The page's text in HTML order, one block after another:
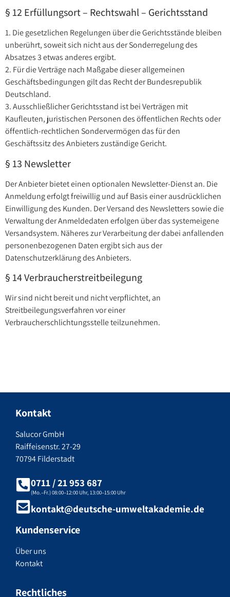
§ 12 Erfüllungsort – Rechtswahl – Gerichtsstand
1. Die gesetzlichen Regelungen über die Gerichtsstände bleiben
unberührt, soweit sich nicht aus der Sonderregelung des
Absatzes 3 etwas anderes ergibt.
2. Für die Verträge nach Maßgabe dieser allgemeinen
Geschäftsbedingungen gilt das Recht der Bundesrepublik
Deutschland.
3. Ausschließlicher Gerichtsstand ist bei Verträgen mit
Kaufleuten, juristischen Personen des öffentlichen Rechts oder
öffentlich-rechtlichen Sondervermögen das für den
Geschäftssitz des Anbieters zuständige Gericht.
§ 13 Newsletter
Der Anbieter bietet einen optionalen Newsletter-Dienst an. Die
Anmeldung erfolgt freiwillig und auf Basis einer ausdrücklichen
Einwilligung des Kunden. Der Versand des Newsletters sowie die
Verwaltung der Anmeldedaten erfolgen über das systemeigene
Versandsystem. Näheres zur Verarbeitung der dabei anfallenden
personenbezogenen Daten ergibt sich aus der
Datenschutzerklärung des Anbieters.
§ 14 Verbraucherstreitbeilegung
Wir sind nicht bereit und nicht verpflichtet, an
Streitbeilegungsverfahren vor einer
Verbraucherschlichtungsstelle teilzunehmen.
Kontakt
Salucor GmbH
Raiffeisenstr. 27-29
70794 Filderstadt
0711 / 21 953 687
(Mo.–Fr.) 08:00–12:00 Uhr, 13:00–15:00 Uhr
kontakt@deutsche-umweltakademie.de
Kundenservice
Über uns
Kontakt
Rechtliches